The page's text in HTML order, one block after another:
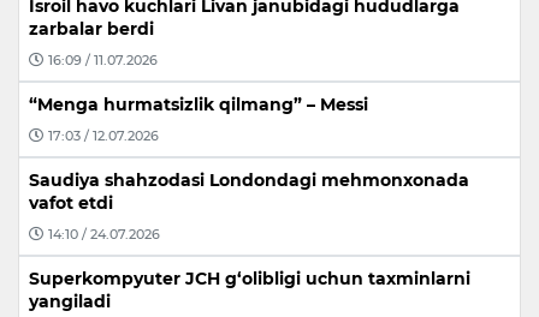
Isroil havo kuchlari Livan janubidagi hududlarga
zarbalar berdi
16:09 / 11.07.2026
“Menga hurmatsizlik qilmang” – Messi
17:03 / 12.07.2026
Saudiya shahzodasi Londondagi mehmonxonada
vafot etdi
14:10 / 24.07.2026
Superkompyuter JCH g‘olibligi uchun taxminlarni
yangiladi